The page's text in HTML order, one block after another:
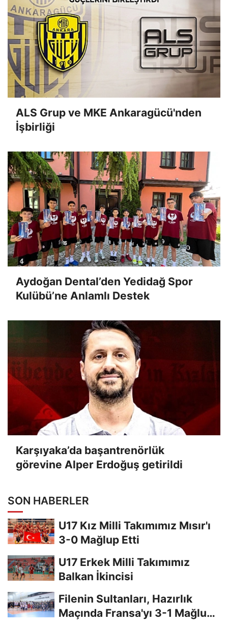
ALS Grup ve MKE Ankaragücü'nden
İşbirliği
Aydoğan Dental’den Yedidağ Spor
Kulübü’ne Anlamlı Destek
Karşıyaka’da başantrenörlük
görevine Alper Erdoğuş getirildi
SON HABERLER
U17 Kız Milli Takımımız Mısır'ı
3-0 Mağlup Etti
U17 Erkek Milli Takımımız
Balkan İkincisi
Filenin Sultanları, Hazırlık
Maçında Fransa'yı 3-1 Mağlup